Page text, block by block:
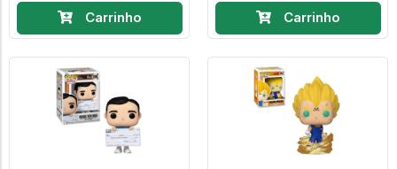
Carrinho Carrinho